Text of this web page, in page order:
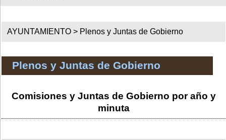
AYUNTAMIENTO > Plenos y Juntas de Gobierno
Plenos y Juntas de Gobierno
Comisiones y Juntas de Gobierno por año y
minuta